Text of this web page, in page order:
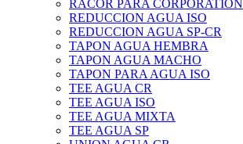
RACOR PARA CORPORATION
REDUCCION AGUA ISO
REDUCCION AGUA SP-CR
TAPON AGUA HEMBRA
TAPON AGUA MACHO
TAPON PARA AGUA ISO
TEE AGUA CR
TEE AGUA ISO
TEE AGUA MIXTA
TEE AGUA SP